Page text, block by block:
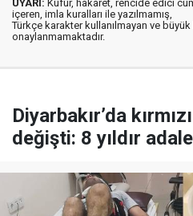
UYARI: Küfür, hakaret, rencide edici
içeren, imla kuralları ile yazılmamış,
Türkçe karakter kullanılmayan ve
onaylanmamaktadır.
Diyarbakır’da
değişti: 8 yıldır